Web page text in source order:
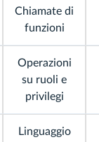
Chiamate di
funzioni
Operazioni
su ruoli e
privilegi
Linguaggio